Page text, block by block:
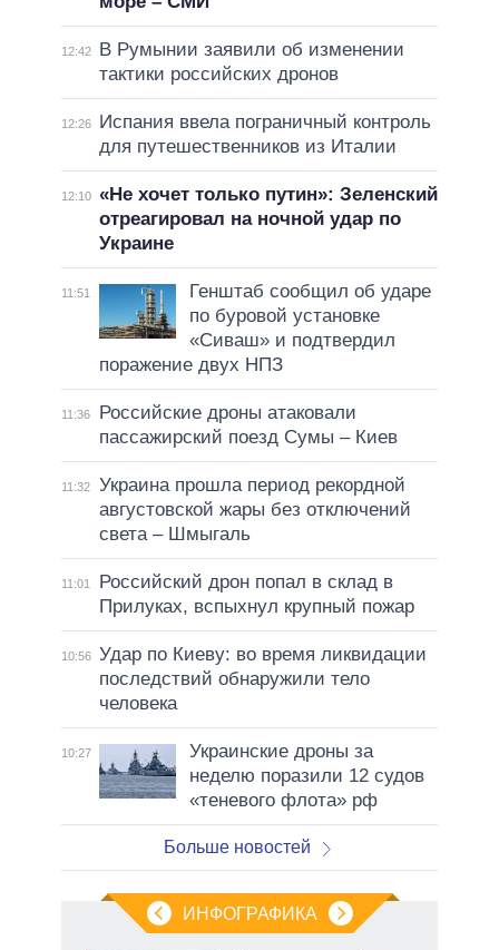
12:42
В Румынии заявили об изменении
тактики российских дронов
12:26
Испания ввела пограничный контроль
для путешественников из Италии
12:10 «Не хочет только путин»: Зеленский
отреагировал на ночной удар по
Украине
11:51
Генштаб сообщил об ударе
по буровой установке
«Сиваш» и подтвердил
поражение двух НПЗ
11:36
Российские дроны атаковали
пассажирский поезд Сумы – Киев
11:32
Украина прошла период рекордной
августовской жары без отключений
света – Шмыгаль
11:01
Российский дрон попал в склад в
Прилуках, вспыхнул крупный пожар
10:56 Удар по Киеву: во время ликвидации
последствий обнаружили тело
человека
10:27
Украинские дроны за
неделю поразили 12 судов
«теневого флота» рф
Больше новостей
ИНФОГРАФИКА